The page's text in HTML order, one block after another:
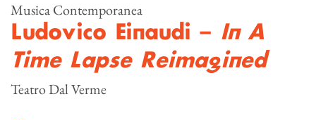
Musica Contemporanea
Ludovico Einaudi – In A
Time Lapse Reimagined
Teatro Dal Verme